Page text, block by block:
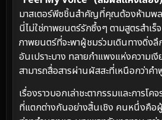
มาสเตอร์พีซชิ้นสำคัญที่คุณต้องห้ามพล
นี่ไม่ใช่ภาพยนตร์รักซึ้งๆ ตามสูตรสำเร็
ภาพยนตร์ที่จะพาผู้ชมร่วมเดินทางดิ่งลึ
อันเปราะบาง ทลายกำแพงแห่งความเ
สามารถสื่อสารผ่านผัสสะที่เหนือกว่าค
เรื่องราวบอกเล่าชะตากรรมและการโ
ที่แตกต่างกันอย่างสิ้นเชิง คนหนึ่งคือ